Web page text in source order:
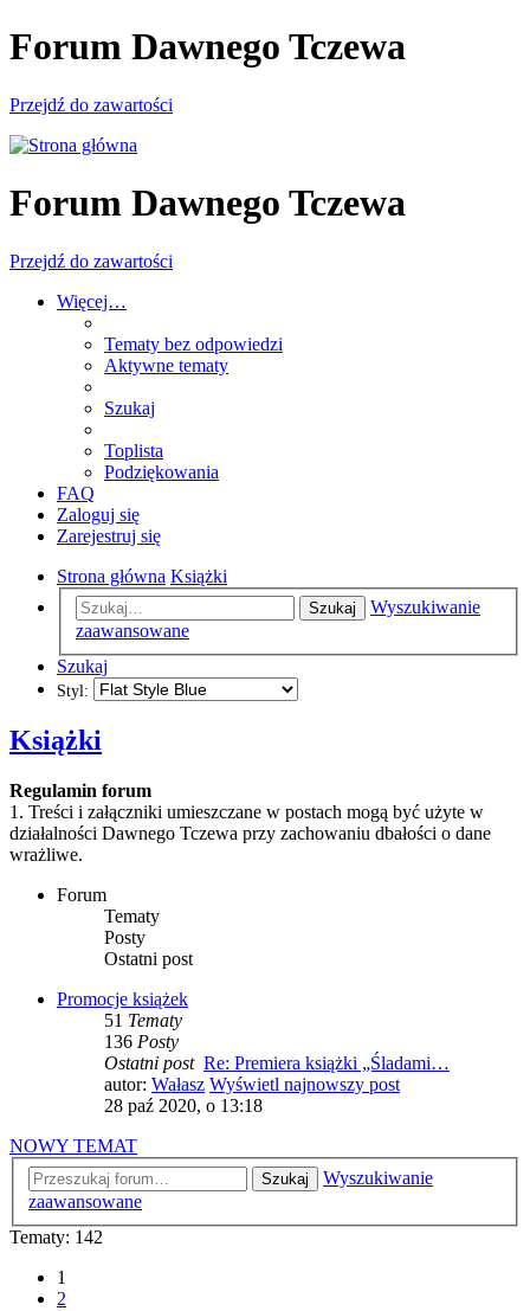
Forum Dawnego Tczewa
Przejdź do zawartości
Forum Dawnego Tczewa
Przejdź do zawartości
Więcej…
Tematy bez odpowiedzi
Aktywne tematy
Szukaj
Toplista
Podziękowania
FAQ
Zaloguj się
Zarejestruj się
Strona główna Książki
Szukaj
Wyszukiwanie
zaawansowane
Szukaj
Styl:
Książki
Regulamin forum
1. Treści i załączniki umieszczane w postach mogą być użyte w
działalności Dawnego Tczewa przy zachowaniu dbałości o dane
wrażliwe.
Forum
Tematy
Posty
Ostatni post
Promocje książek
51 Tematy
136 Posty
Ostatni post Re: Premiera książki „Śladami…
autor: Wałasz Wyświetl najnowszy post
28 paź 2020, o 13:18
NOWY TEMAT
Szukaj
Wyszukiwanie
zaawansowane
Tematy: 142
1
2